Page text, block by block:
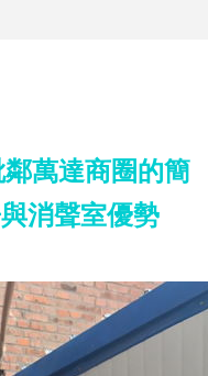
萬達商圈的簡
消聲室優勢